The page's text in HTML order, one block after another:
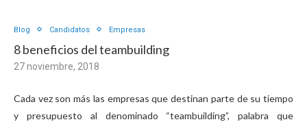
Blog Candidatos Empresas
8 beneficios del teambuilding
27 noviembre, 2018
Cada vez son más las empresas que destinan parte de su tiempo
y presupuesto al denominado “teambuilding”, palabra que